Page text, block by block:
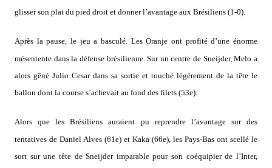
glisser son plat du pied droit et donner l’avantage aux Brésiliens (1-0).
Après la pause, le jeu a basculé. Les Oranje ont profité d’une énorme
mésentente dans la défense brésilienne. Sur un centre de Sneijder, Melo a
alors gêné Julio Cesar dans sa sortie et touché légèrement de la tête le
ballon dont la course s’achevait au fond des filets (53e).
Alors que les Brésiliens auraient pu reprendre l’avantage sur des
tentatives de Daniel Alves (61e) et Kaka (66e), les Pays-Bas ont scellé le
sort sur une tête de Sneijder imparable pour son coéquipier de l’Inter,